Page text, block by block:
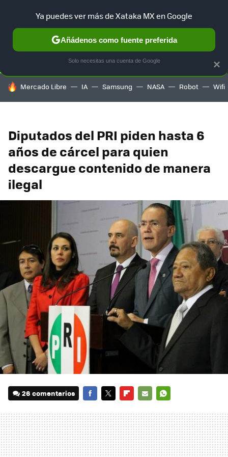
SELECCIÓN GAMING HOME AUTO TERRITORIO
HOY SE HABLA DE
Mercado Libre IA Samsung NASA Robot Wifi
Diputados del PRI piden hasta 6
años de cárcel para quien
descargue contenido de manera
ilegal
26 comentarios
MAIL
×
Ya puedes ver más de Xataka MX en Google
Añádenos como fuente preferida
Solo necesitas una cuenta de Google